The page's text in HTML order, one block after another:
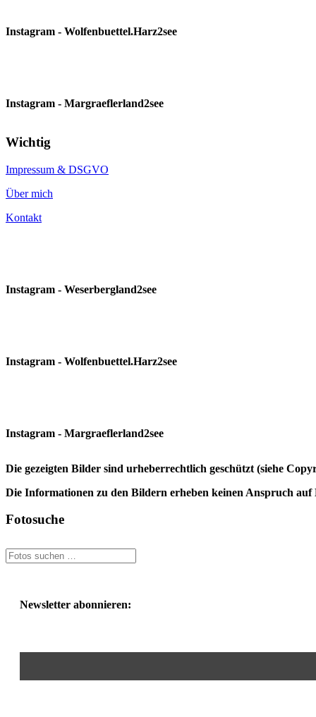
Instagram - Wolfenbuettel.Harz2see
Instagram - Margraeflerland2see
Wichtig
Impressum & DSGVO
Über mich
Kontakt
Instagram - Weserbergland2see
Instagram - Wolfenbuettel.Harz2see
Instagram - Margraeflerland2see
Die gezeigten Bilder sind urheberrechtlich geschützt (siehe
Die Informationen zu den Bildern erheben keinen Anspruch
Fotosuche
Newsletter abonnieren: